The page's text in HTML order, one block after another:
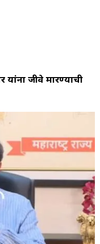
यांना जीवे मारण्याची